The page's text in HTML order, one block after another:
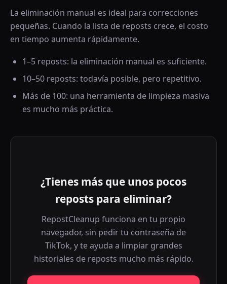
La eliminación manual es ideal para correcciones
pequeñas. Cuando la lista de reposts crece, el costo
en tiempo aumenta rápidamente.
1–5 reposts: la eliminación manual es suficiente.
10–50 reposts: todavía posible, pero repetitivo.
Más de 100: una herramienta de limpieza masiva
es mucho más práctica.
¿Tienes más que unos pocos
reposts para eliminar?
RepostCleanup funciona en tu propio
navegador, sin pedir tu contraseña de
TikTok, y te ayuda a limpiar grandes
historiales de reposts mucho más rápido.